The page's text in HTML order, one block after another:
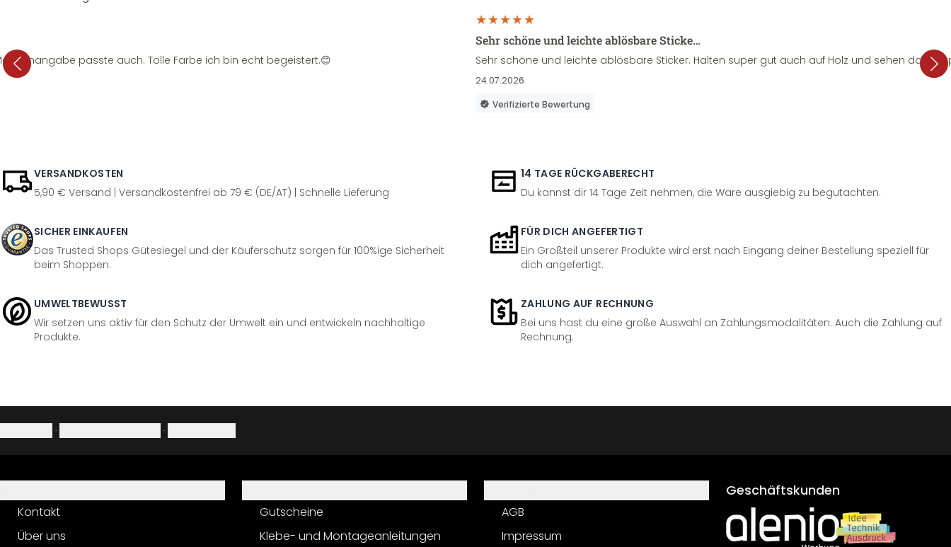
passte auch. Tolle Farbe ich bin echt begeistert.😊
Sehr schöne und leichte ablösbare Sticke…
Sehr schöne und leichte ablösbare Sticker. Halten super gut auch auf Holz und sehen dazu
24.07.2026
Verifizierte Bewertung
VERSANDKOSTEN
5,90 € Versand | Versandkostenfrei ab 79 € (DE/AT) | Schnelle Lieferung
14 TAGE RÜCKGABERECHT
Du kannst dir 14 Tage Zeit nehmen, die Ware ausgiebig zu begutachten.
SICHER EINKAUFEN
Das Trusted Shops Gütesiegel und der Käuferschutz sorgen für 100%ige Sicherheit
beim Shoppen.
FÜR DICH ANGEFERTIGT
Ein Großteil unserer Produkte wird erst nach Eingang deiner Bestellung speziell für
dich angefertigt.
UMWELTBEWUSST
Wir setzen uns aktiv für den Schutz der Umwelt ein und entwickeln nachhaltige
Produkte.
ZAHLUNG AUF RECHNUNG
Bei uns hast du eine große Auswahl an Zahlungsmodalitäten. Auch die Zahlung auf
Rechnung.
· ·
Kontakt
Über uns
Gutscheine
Klebe- und Montageanleitungen
AGB
Impressum
Geschäftskunden